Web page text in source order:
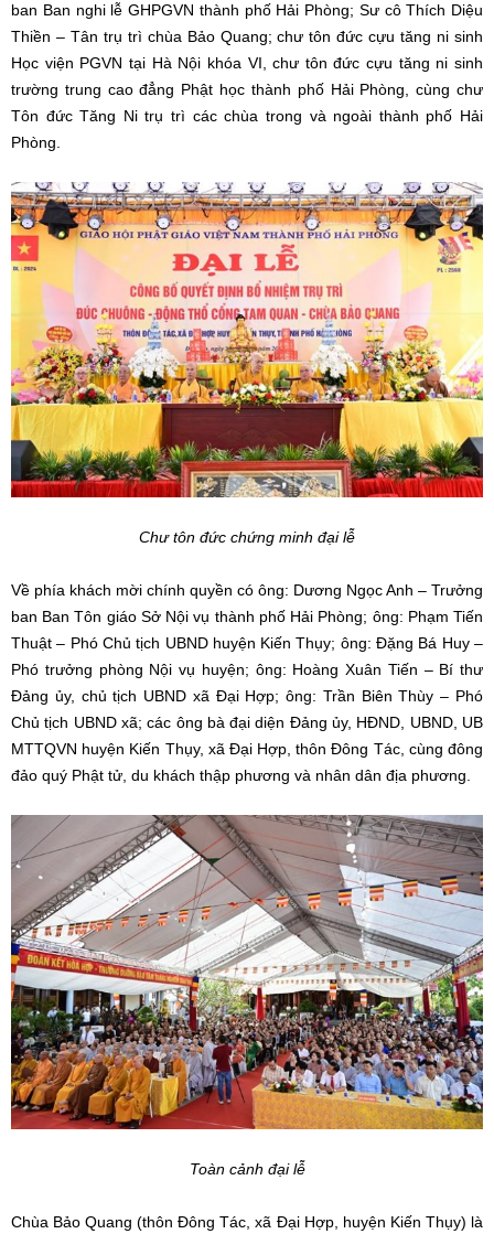
ban Ban nghi lễ GHPGVN thành phố Hải Phòng; Sư cô Thích Diệu
Thiền – Tân trụ trì chùa Bảo Quang; chư tôn đức cựu tăng ni sinh
Học viện PGVN tại Hà Nội khóa VI, chư tôn đức cựu tăng ni sinh
trường trung cao đẳng Phật học thành phố Hải Phòng, cùng chư
Tôn đức Tăng Ni trụ trì các chùa trong và ngoài thành phố Hải
Phòng.
Chư tôn đức chứng minh đại lễ
Về phía khách mời chính quyền có ông: Dương Ngọc Anh – Trưởng
ban Ban Tôn giáo Sở Nội vụ thành phố Hải Phòng; ông: Phạm Tiến
Thuật – Phó Chủ tịch UBND huyện Kiến Thụy; ông: Đặng Bá Huy –
Phó trưởng phòng Nội vụ huyện; ông: Hoàng Xuân Tiến – Bí thư
Đảng ủy, chủ tịch UBND xã Đại Hợp; ông: Trần Biên Thùy – Phó
Chủ tịch UBND xã; các ông bà đại diện Đảng ủy, HĐND, UBND, UB
MTTQVN huyện Kiến Thụy, xã Đại Hợp, thôn Đông Tác, cùng đông
đảo quý Phật tử, du khách thập phương và nhân dân địa phương.
Toàn cảnh đại lễ
Chùa Bảo Quang (thôn Đông Tác, xã Đại Hợp, huyện Kiến Thụy) là